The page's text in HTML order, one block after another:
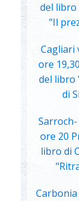
del libro
"Il
Cagliari
ore
del libro
di
ore 20
libro di